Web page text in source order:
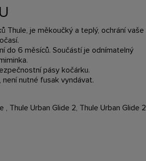
Thule, je měkoučký a teplý, ochrání vaše
do 6 měsíců. Součástí je odnímatelný
pásy kočárku.
nutné fusak vyndávat.
, Thule Urban Glide 2, Thule Urban Glide 2